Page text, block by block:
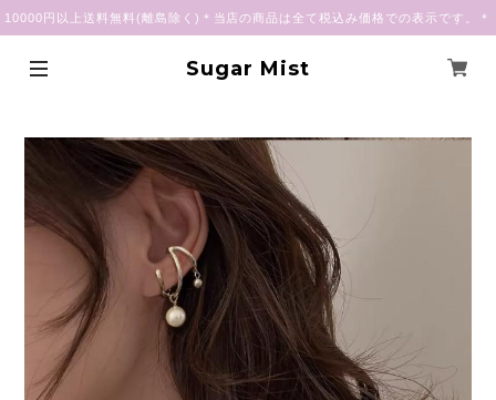
10000円以上送料無料(離島除く)＊当店の商品は全て税込み価格での表示です。＊
Sugar Mist